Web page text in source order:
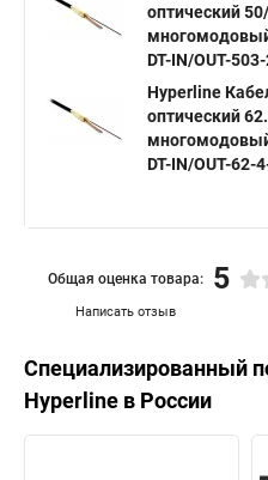
оптический
DT-IN/OUT-
Hyperline
оптический
DT-IN/OUT-62-
Написать отзыв
Общая оценка товара: 5
Специализированный
Hyperline в России